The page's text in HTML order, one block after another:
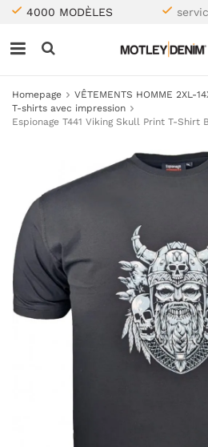
4000 MODÈLES
Homepage VÊTEMENTS HOMME 2XL-
T-shirts avec impression
Espionage T441 Viking Skull Print T-Shirt